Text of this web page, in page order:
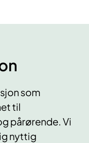
som
til
pårørende. Vi
nyttig